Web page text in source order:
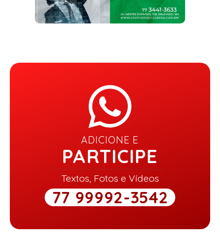
ADICIONE E
PARTICIPE
Textos, Fotos e Vídeos
77 99992-3542